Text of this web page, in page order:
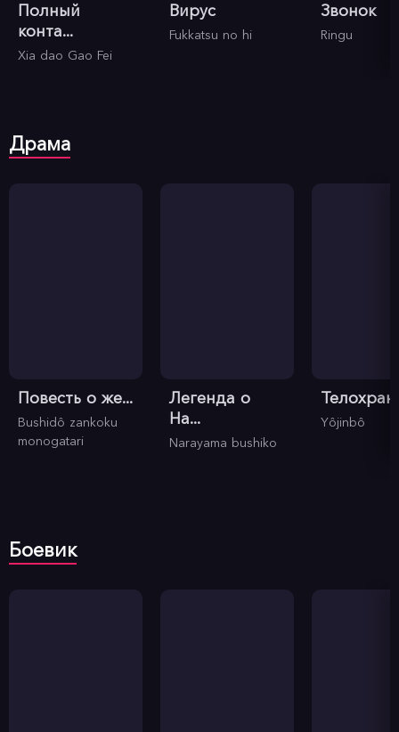
Полный
конта...
Xia dao Gao Fei
Вирус
Fukkatsu no hi
Звонок
Ringu
Драма
Повесть о же...
Bushidô zankoku
monogatari
Легенда о
На...
Narayama bushiko
Yôjinbô
Боевик